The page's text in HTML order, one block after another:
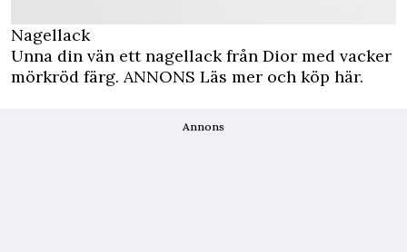
Nagellack
Unna din vän ett nagellack från Dior med vacker
mörkröd färg. ANNONS Läs mer och köp här.
Annons